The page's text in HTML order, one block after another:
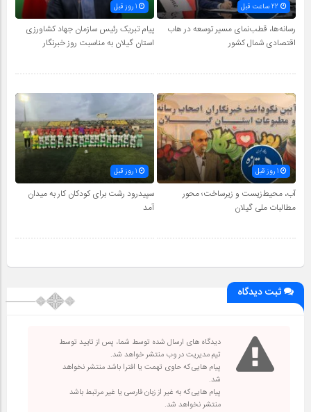
22 ساعت قبل
رسانه‌ها، قطب‌نمای مسیر توسعه در هاب
اقتصادی شمال كشور
پیام تبریک رئیس سازمان جهاد کشاورزی
استان گیلان به‌ مناسبت روز خبرنگار
1 روز قبل
آب، محیط‌زیست و زیرساخت؛ محور
مطالبات ملی گیلان
سپیدرود رشت برای کودکان کار به میدان
آمد
ثبت دیدگاه
دیدگاه های ارسال شده توسط شما، پس از تایید توسط
تیم مدیریت در وب منتشر خواهد شد.
پیام هایی که حاوی تهمت یا افترا باشد منتشر نخواهد
شد.
پیام هایی که به غیر از زبان فارسی یا غیر مرتبط باشد
منتشر نخواهد شد.